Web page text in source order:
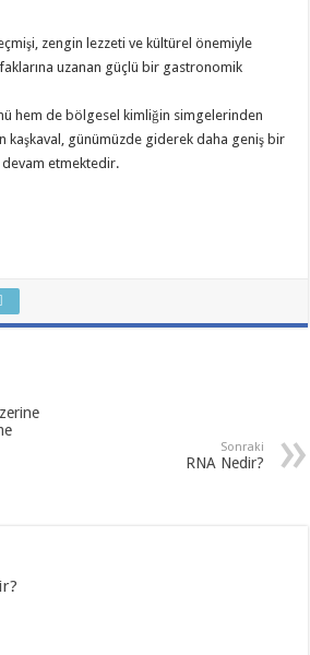
zengin lezzeti ve kültürel önemiyle
uzanan güçlü bir gastronomik
hem de bölgesel kimliğin simgelerinden
kaşkaval, günümüzde giderek daha geniş bir
etmektedir.
Sonraki
RNA Nedir?